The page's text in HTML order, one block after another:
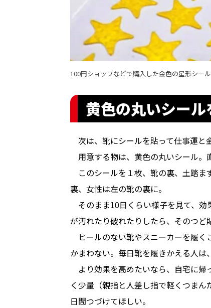
100円ショップなどで購入した金色の星形シー
黄色の丸いシー
次は、靴にシールを貼って仕事運と
用意する物は、黄色の丸いシール。
このシールを１枚、靴の裏、土踏ま
裏、女性は左の靴の裏に。
そのまま10日くらい様子を見て、効
が汚れたり破れたりしたら、そのつど
ヒールのない靴やスニーカーを履く
かまわない。毎日靴を履きかえる人は
より効果を高めたいなら、自宅に帰
く少量（親指と人差し指で軽くつま
日間つづけてほしい。